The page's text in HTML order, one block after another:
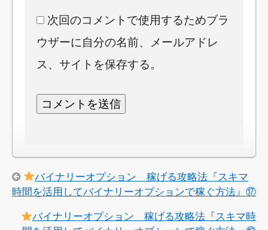
次回のコメントで使用するためブラ
ウザーに自分の名前、メールアドレ
ス、サイトを保存する。
バイナリーオプション 稼げる攻略法『スキマ
時間を活用してバイナリーオプションで稼ぐ方法』⑰
バイナリーオプション 稼げる攻略法『スキマ時